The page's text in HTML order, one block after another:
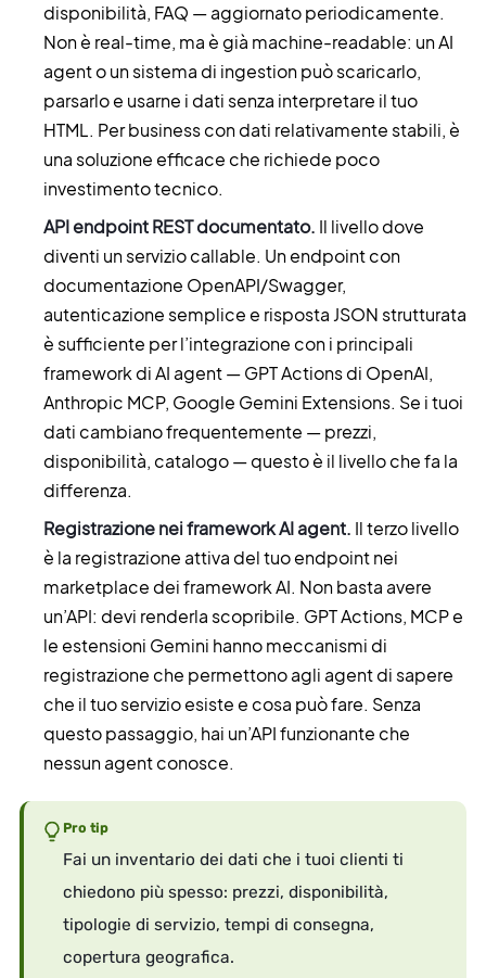
disponibilità, FAQ — aggiornato periodicamente.
Non è real-time, ma è già machine-readable: un AI
agent o un sistema di ingestion può scaricarlo,
parsarlo e usarne i dati senza interpretare il tuo
HTML. Per business con dati relativamente stabili, è
una soluzione efficace che richiede poco
investimento tecnico.
API endpoint REST documentato. Il livello dove
diventi un servizio callable. Un endpoint con
documentazione OpenAPI/Swagger,
autenticazione semplice e risposta JSON strutturata
è sufficiente per l’integrazione con i principali
framework di AI agent — GPT Actions di OpenAI,
Anthropic MCP, Google Gemini Extensions. Se i tuoi
dati cambiano frequentemente — prezzi,
disponibilità, catalogo — questo è il livello che fa la
differenza.
Registrazione nei framework AI agent. Il terzo livello
è la registrazione attiva del tuo endpoint nei
marketplace dei framework AI. Non basta avere
un’API: devi renderla scopribile. GPT Actions, MCP e
le estensioni Gemini hanno meccanismi di
registrazione che permettono agli agent di sapere
che il tuo servizio esiste e cosa può fare. Senza
questo passaggio, hai un’API funzionante che
nessun agent conosce.
Pro tip
Fai un inventario dei dati che i tuoi clienti ti
chiedono più spesso: prezzi, disponibilità,
tipologie di servizio, tempi di consegna,
copertura geografica.